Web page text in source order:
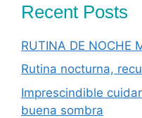
Recent Posts
RUTINA DE NOCHE
Rutina nocturna,
Imprescindible
buena sombra